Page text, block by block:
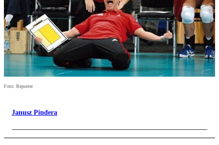
Foto: Reporter
Janusz Pindera